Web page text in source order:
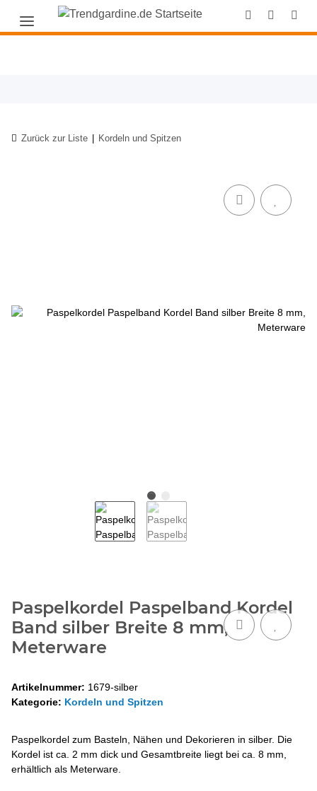
Zurück zur Liste Kordeln und Spitzen
Paspelkordel Paspelband Kordel
Band silber Breite 8 mm,
Meterware
Artikelnummer: 1679-silber
Kategorie: Kordeln und Spitzen
Paspelkordel zum Basteln, Nähen und Dekorieren in silber. Die
Kordel ist ca. 2 mm dick und Gesamtbreite liegt bei ca. 8 mm,
erhältlich als Meterware.